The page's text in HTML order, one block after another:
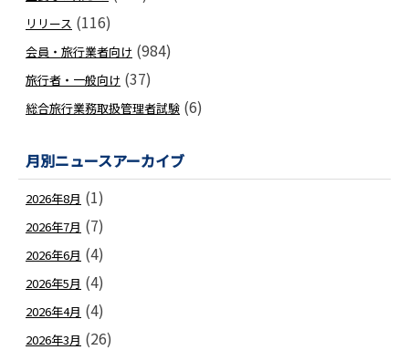
リリース (116)
会員・旅行業者向け (984)
旅行者・一般向け (37)
総合旅行業務取扱管理者試験 (6)
月別ニュースアーカイブ
2026年8月 (1)
2026年7月 (7)
2026年6月 (4)
2026年5月 (4)
2026年4月 (4)
2026年3月 (26)